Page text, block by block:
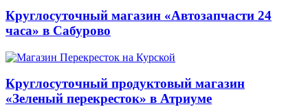
Круглосуточный магазин «Автозапчасти 24
часа» в Сабурово
Круглосуточный продуктовый магазин
«Зеленый перекресток» в Атриуме